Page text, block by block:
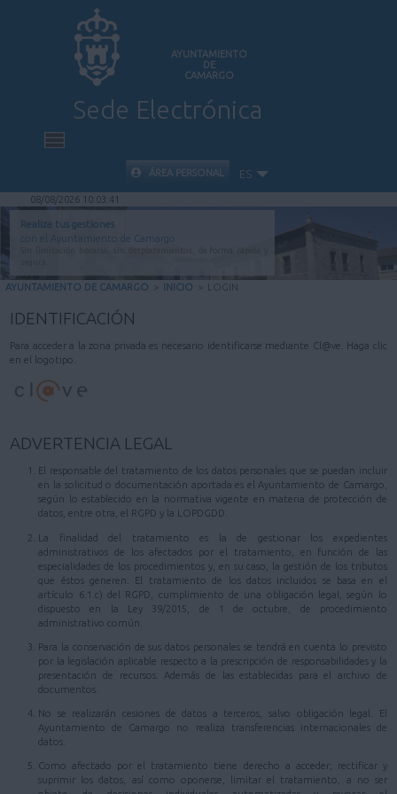
AYUNTAMIENTO
DE
CAMARGO
Sede Electrónica
INICIO
INFORMACIÓN PÚBLICA
CARPETA CIUDADANA
VALIDACIÓN DE DOCUMENTOS
AYUDA
ÁREA PERSONAL ES
08/08/2026 10:03:41
Realiza tus gestiones
con el Ayuntamiento de Camargo
AYUNTAMIENTO DE CAMARGO > INICIO > LOGIN
IDENTIFICACIÓN
Para acceder a la zona privada es necesario identificarse mediante Cl@ve. Haga clic
en el logotipo.
ADVERTENCIA LEGAL
El responsable del tratamiento de los datos personales que se puedan incluir
en la solicitud o documentación aportada es el Ayuntamiento de Camargo,
según lo establecido en la normativa vigente en materia de protección de
datos, entre otra, el RGPD y la LOPDGDD.
La finalidad del tratamiento es la de gestionar los expedientes
administrativos de los afectados por el tratamiento, en función de las
especialidades de los procedimientos y, en su caso, la gestión de los tributos
que éstos generen. El tratamiento de los datos incluidos se basa en el
artículo 6.1.c) del RGPD, cumplimiento de una obligación legal, según lo
dispuesto en la Ley 39/2015, de 1 de octubre, de procedimiento
administrativo común.
Para la conservación de sus datos personales se tendrá en cuenta lo previsto
por la legislación aplicable respecto a la prescripción de responsabilidades y la
presentación de recursos. Además de las establecidas para el archivo de
documentos.
No se realizarán cesiones de datos a terceros, salvo obligación legal. El
Ayuntamiento de Camargo no realiza transferencias internacionales de
datos.
Como afectado por el tratamiento tiene derecho a acceder, rectificar y
suprimir los datos, así como oponerse, limitar el tratamiento, a no ser